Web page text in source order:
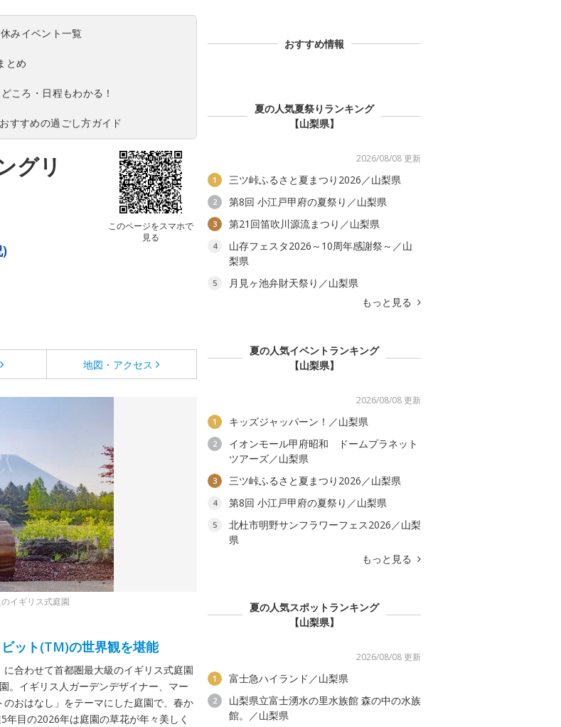
みイベント一覧
とめ
ころ・日程もわかる！
すすめの過ごし方ガイド
グリ
このページをスマホで
見る
)
地図・アクセス
イギリス式庭園
ット(TM)の世界観を堪能
合わせて首都圏最大級のイギリス式庭園
。イギリス人ガーデンデザイナー、マー
おはなし」をテーマにした庭園で、春か
目の2026年は庭園の草花が年々美しく
おすすめ情報
夏の人気夏祭りランキング
【山梨県】
2026/08/08 更新
1 三ツ峠ふるさと夏まつり2026／山梨県
2 第8回 小江戸甲府の夏祭り／山梨県
3 第21回笛吹川源流まつり／山梨県
4
山存フェスタ2026～10周年感謝祭～／山
梨県
5
月見ヶ池弁財天祭り／山梨県
もっと見る
夏の人気イベントランキング
【山梨県】
2026/08/08 更新
1 キッズジャッパーン！／山梨県
2
イオンモール甲府昭和 ドームプラネット
ツアーズ／山梨県
3 三ツ峠ふるさと夏まつり2026／山梨県
4 第8回 小江戸甲府の夏祭り／山梨県
5
北杜市明野サンフラワーフェス2026／山梨
県
もっと見る
夏の人気スポットランキング
【山梨県】
2026/08/08 更新
1 富士急ハイランド／山梨県
2
山梨県立富士湧水の里水族館 森の中の水族
館。／山梨県